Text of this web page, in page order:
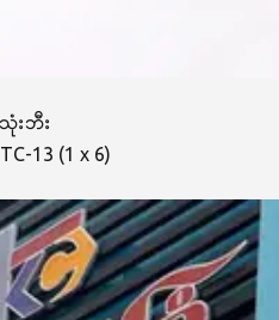
သုံးဘီး
TC-13 (1 x 6)